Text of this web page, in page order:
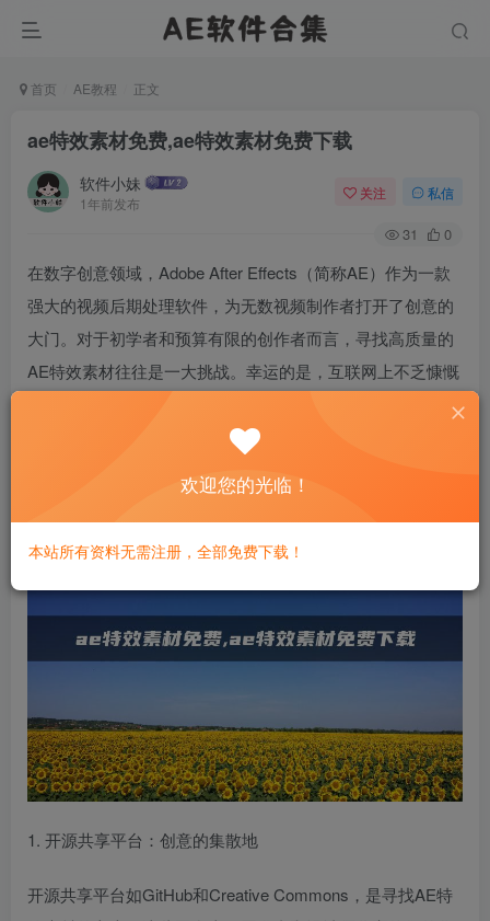
首页 AE教程 正文
ae特效素材免费,ae特效素材免费下载
软件小妹
1年前发布
关注 私信
31 0
在数字创意领域，Adobe After Effects（简称AE）作为一款
强大的视频后期处理软件，为无数视频制作者打开了创意的
大门。对于初学者和预算有限的创作者而言，寻找高质量的
AE特效素材往往是一大挑战。幸运的是，互联网上不乏慷慨
的资源分享者，他们提供了丰富的免费AE素材，帮助大家在
不破费的情况下也能制作出令人眼前一亮的视觉效果。
1. 开源共享平台：创意的集散地
开源共享平台如GitHub和Creative Commons，是寻找AE特
欢迎您的光临！
本站所有资料无需注册，全部免费下载！